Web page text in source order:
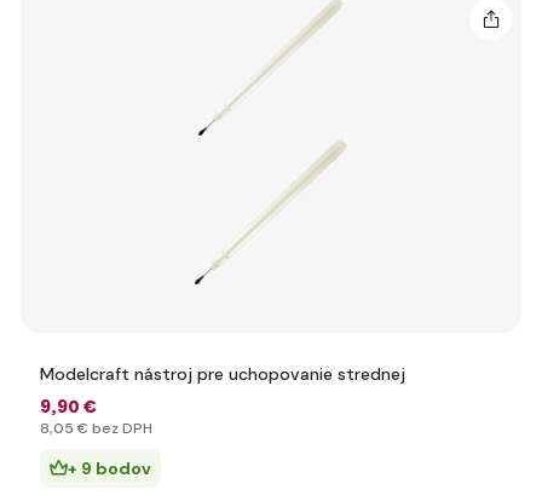
Modelcraft nástroj pre uchopovanie strednej
9,90 €
8,05 € bez DPH
+ 9 bodov